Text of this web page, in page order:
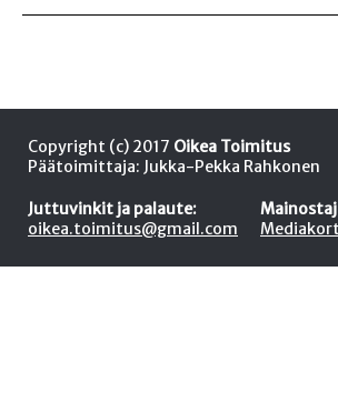
Copyright (c) 2017 Oikea Toimitus
Päätoimittaja: Jukka-Pekka Rahkonen
Juttuvinkit ja palaute:
oikea.toimitus@gmail.com